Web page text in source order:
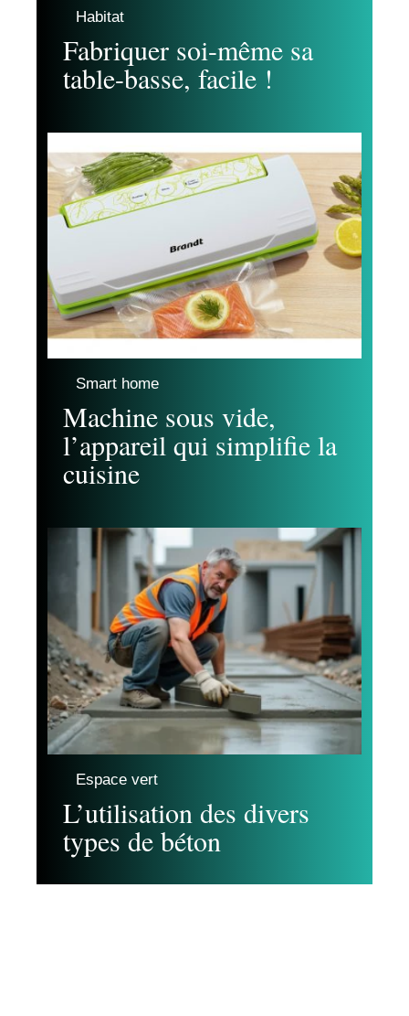
Habitat
Fabriquer soi-même sa
table-basse, facile !
Smart home
Machine sous vide,
l’appareil qui simplifie la
cuisine
Espace vert
L’utilisation des divers
types de béton